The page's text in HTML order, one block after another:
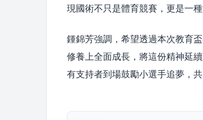
現國術不只是體育競賽，更是一
鍾錦芳強調，希望透過本次教育
修養上全面成長，將這份精神延
有支持者到場鼓勵小選手追夢，